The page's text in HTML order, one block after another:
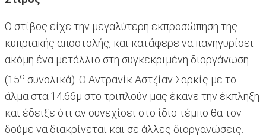
Ο στίβος είχε την μεγαλύτερη εκπροσώπηση της
κυπριακής αποστολής, και κατάφερε να πανηγυρίσει
ακόμη ένα μετάλλιο στη συγκεκριμένη διοργάνωση
(15ο συνολικά). Ο Αντρανίκ Αστζίαν Σαρκίς με το
άλμα στα 14.66μ στο τριπλούν μας έκανε την έκπληξη
και έδειξε ότι αν συνεχίσει στο ίδιο τέμπο θα τον
δούμε να διακρίνεται και σε άλλες διοργανώσεις.